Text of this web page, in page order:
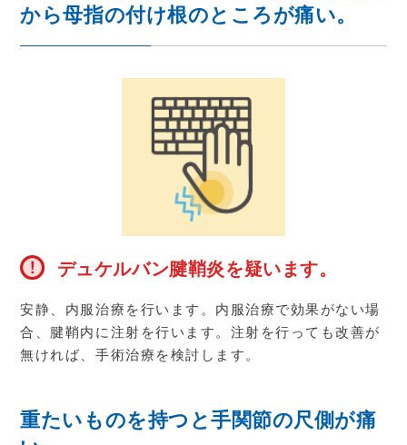
から母指の付け根のところが痛い。
デュケルバン腱鞘炎を疑います。
安静、内服治療を行います。内服治療で効果がない場
合、腱鞘内に注射を行います。注射を行っても改善が
無ければ、手術治療を検討します。
重たいものを持つと手関節の尺側が痛